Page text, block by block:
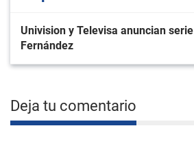
Univision y Televisa anuncian
Fernández
Deja tu comentario